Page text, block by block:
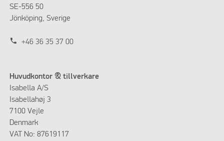
SE-556 50
Jönköping, Sverige
phone +46 36 35 37 00
Huvudkontor & tillverkare
Isabella A/S
Isabellahøj 3
7100 Vejle
Denmark
VAT No: 87619117